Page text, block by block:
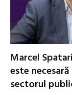
Marcel
este
sectorul